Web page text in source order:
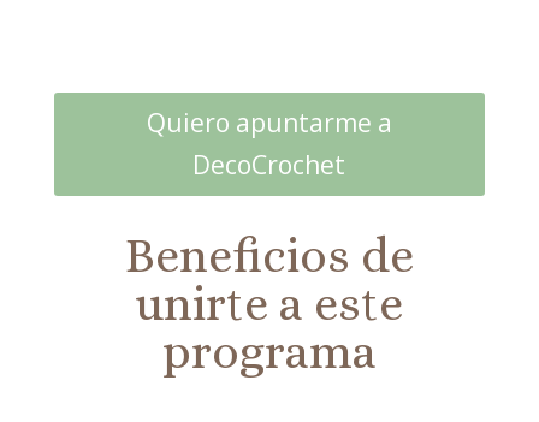
Quiero apuntarme a
DecoCrochet
Beneficios de
unirte a este
programa